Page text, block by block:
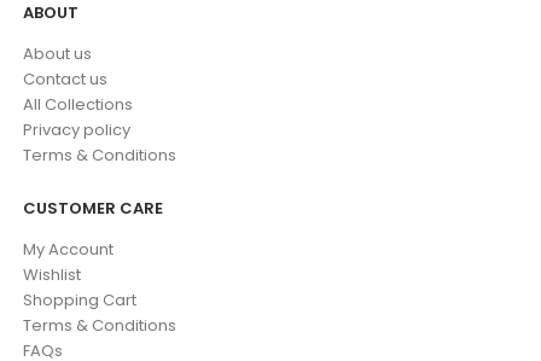
ABOUT
About us
Contact us
All Collections
Privacy policy
Terms & Conditions
CUSTOMER CARE
My Account
Wishlist
Shopping Cart
Terms & Conditions
FAQs